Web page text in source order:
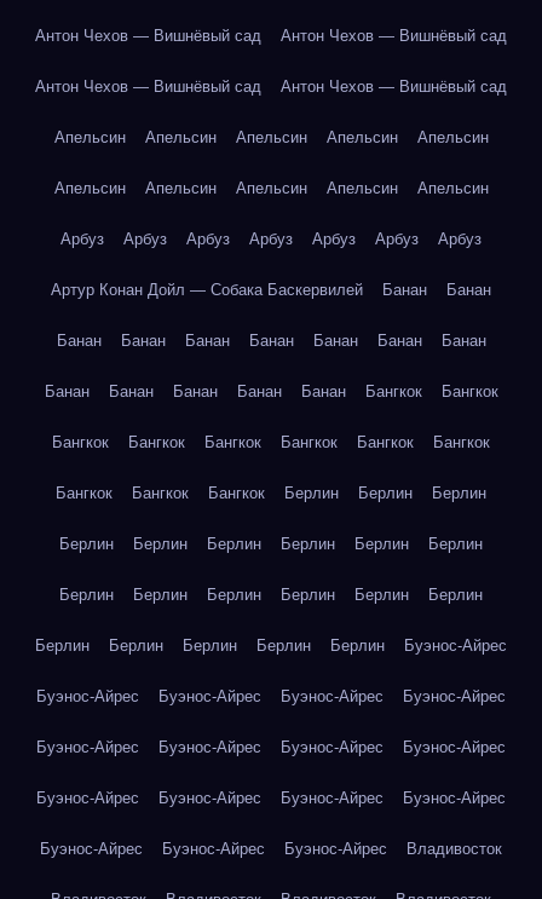
Антон Чехов — Вишнёвый сад Антон Чехов — Вишнёвый сад
Антон Чехов — Вишнёвый сад Антон Чехов — Вишнёвый сад
Апельсин Апельсин Апельсин Апельсин Апельсин
Апельсин Апельсин Апельсин Апельсин Апельсин
Арбуз Арбуз Арбуз Арбуз Арбуз Арбуз Арбуз
Артур Конан Дойл — Собака Баскервилей Банан Банан
Банан Банан Банан Банан Банан Банан Банан
Банан Банан Банан Банан Банан Бангкок Бангкок
Бангкок Бангкок Бангкок Бангкок Бангкок Бангкок
Бангкок Бангкок Бангкок Берлин Берлин Берлин
Берлин Берлин Берлин Берлин Берлин Берлин
Берлин Берлин Берлин Берлин Берлин Берлин
Берлин Берлин Берлин Берлин Берлин Буэнос-Айрес
Буэнос-Айрес Буэнос-Айрес Буэнос-Айрес Буэнос-Айрес
Буэнос-Айрес Буэнос-Айрес Буэнос-Айрес Буэнос-Айрес
Буэнос-Айрес Буэнос-Айрес Буэнос-Айрес Буэнос-Айрес
Буэнос-Айрес Буэнос-Айрес Буэнос-Айрес Владивосток